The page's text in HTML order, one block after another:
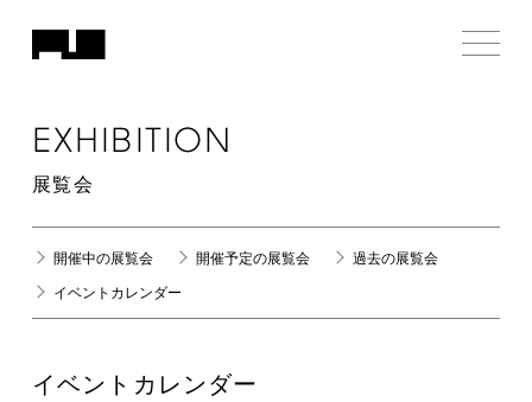
EXHIBITION
展覧会
開催中の展覧会 開催予定の展覧会 過去の展覧会
イベントカレンダー
イベントカレンダー